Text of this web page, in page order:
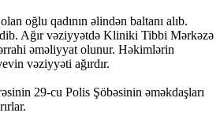
oğlu qadının əlindən baltanı alıb.
Ağır vəziyyətdə Kliniki Tibbi Mərkəzə
əməliyyat olunur. Həkimlərin
vəziyyəti ağırdır.
29-cu Polis Şöbəsinin əməkdaşları